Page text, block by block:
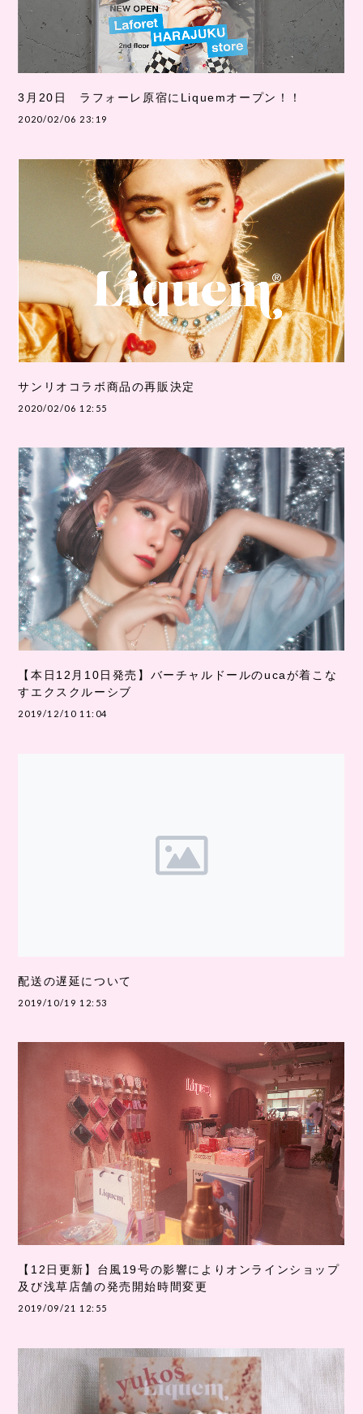
3月20日 ラフォーレ原宿にLiquemオープン！！
2020/02/06 23:19
サンリオコラボ商品の再販決定
2020/02/06 12:55
【本日12月10日発売】バーチャルドールのucaが着こな
すエクスクルーシブ
2019/12/10 11:04
配送の遅延について
2019/10/19 12:53
【12日更新】台風19号の影響によりオンラインショップ
及び浅草店舗の発売開始時間変更
2019/09/21 12:55